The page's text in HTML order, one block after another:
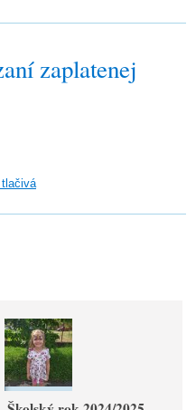
zaplatenej